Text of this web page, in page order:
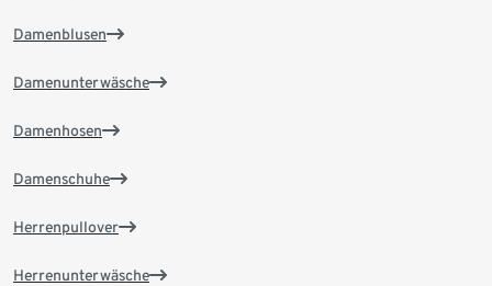
Damenblusen
Damenunterwäsche
Damenhosen
Damenschuhe
Herrenpullover
Herrenunterwäsche